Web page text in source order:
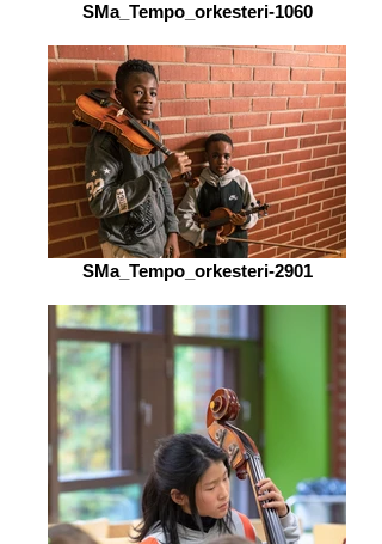
SMa_Tempo_orkesteri-1060
SMa_Tempo_orkesteri-2901